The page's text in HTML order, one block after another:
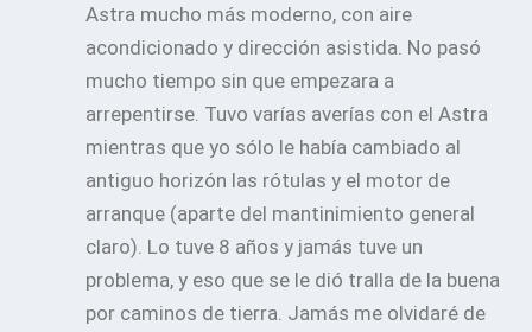
Astra mucho más moderno, con aire
acondicionado y dirección asistida. No pasó
mucho tiempo sin que empezara a
arrepentirse. Tuvo varías averías con el Astra
mientras que yo sólo le había cambiado al
antiguo horizón las rótulas y el motor de
arranque (aparte del mantinimiento general
claro). Lo tuve 8 años y jamás tuve un
problema, y eso que se le dió tralla de la buena
por caminos de tierra. Jamás me olvidaré de